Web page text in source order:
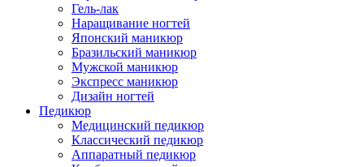
Гель-лак
Наращивание ногтей
Японский маникюр
Бразильский маникюр
Мужской маникюр
Экспресс маникюр
Дизайн ногтей
Педикюр
Медицинский педикюр
Классический педикюр
Аппаратный педикюр